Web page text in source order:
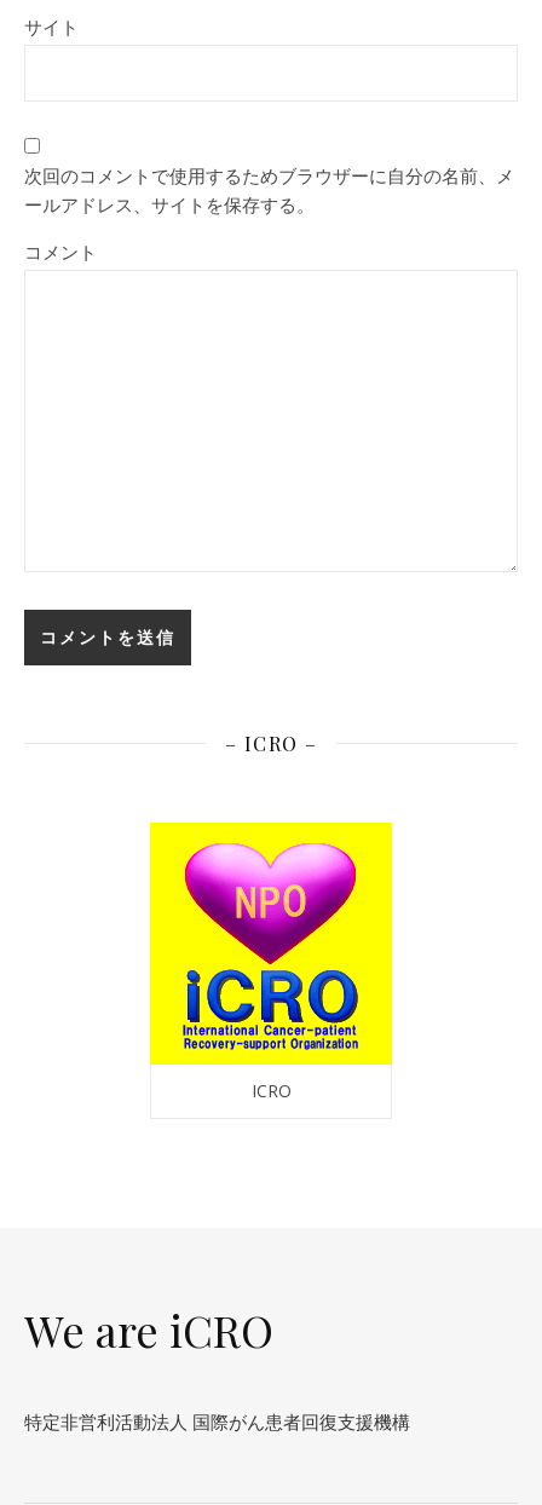
サイト
次回のコメントで使用するためブラウザーに自分の名前、メ
ールアドレス、サイトを保存する。
コメント
– ICRO –
ICRO
We are iCRO
特定非営利活動法人 国際がん患者回復支援機構